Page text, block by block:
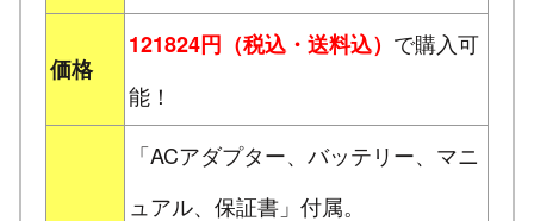
価格
121824円（税込・送料込） で購入可
能！
「ACアダプター、バッテリー、マニ
ュアル、保証書」付属。